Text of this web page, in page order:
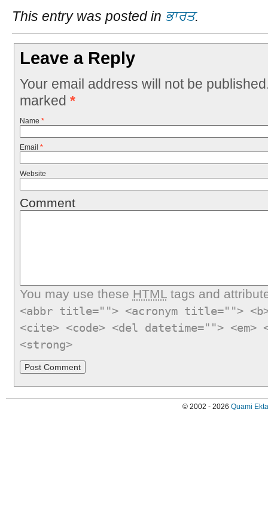
This entry was posted in ਭਾਰਤ.
Leave a Reply
Your email address will not be
marked *
Name *
Email *
Website
Comment
You may use these HTMLtags and
<abbr title=""> <acronym title="">
<cite> <code> <del datetime="">
<strong>
© 2002 - 2026 Quami